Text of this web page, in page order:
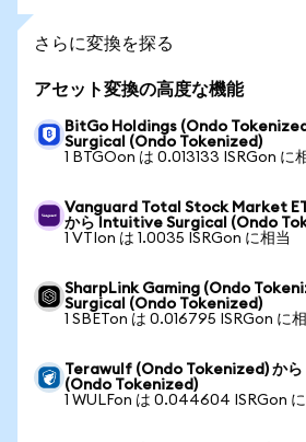
さらに変換を探る
アセット変換の高度な機能
BitGo Holdings (Ondo
Surgical (Ondo Tokenized)
1 BTGOon は 0.013133 ISRGon に
Vanguard Total Stock Market
から Intuitive Surgical (Ondo
1 VTIon は 1.0035 ISRGon に相当
SharpLink Gaming (Ondo
Surgical (Ondo Tokenized)
1 SBETon は 0.016795 ISRGon に
Terawulf (Ondo Tokenized) か
(Ondo Tokenized)
1 WULFon は 0.044604 ISRGon